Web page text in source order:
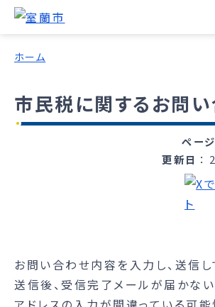
ホーム
市民税に関するお問
ペー
更新日
お問い合わせ内容を入力し、送信し
送信後、受信完了メールが届かな